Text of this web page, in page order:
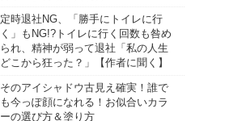
定時退社NG、「勝手にトイレに行
く」もNG!?トイレに行く回数も咎め
られ、精神が弱って退社「私の人生
どこから狂った？」【作者に聞く】
そのアイシャドウ古見え確実！誰で
も今っぽ顔になれる！お似合いカラ
ーの選び方＆塗り方